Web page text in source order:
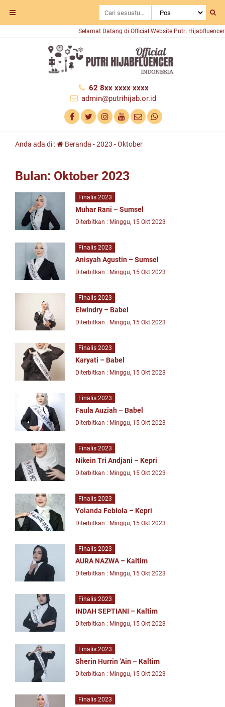
Selamat Datang di Official Website Putri Hijabfluencer
62 8xx xxxx xxxx
admin@putrihijab.or.id
Anda ada di : Beranda -2023 -Oktober
Bulan: Oktober 2023
Finalis 2023
Muhar Rani – Sumsel
Diterbitkan : Minggu, 15 Okt 2023
Finalis 2023
Anisyah Agustin – Sumsel
Diterbitkan : Minggu, 15 Okt 2023
Finalis 2023
Elwindry – Babel
Diterbitkan : Minggu, 15 Okt 2023
Finalis 2023
Karyati – Babel
Diterbitkan : Minggu, 15 Okt 2023
Finalis 2023
Faula Auziah – Babel
Diterbitkan : Minggu, 15 Okt 2023
Finalis 2023
Nikein Tri Andjani – Kepri
Diterbitkan : Minggu, 15 Okt 2023
Finalis 2023
Yolanda Febiola – Kepri
Diterbitkan : Minggu, 15 Okt 2023
Finalis 2023
AURA NAZWA – Kaltim
Diterbitkan : Minggu, 15 Okt 2023
Finalis 2023
INDAH SEPTIANI – Kaltim
Diterbitkan : Minggu, 15 Okt 2023
Finalis 2023
Sherin Hurrin ‘Ain – Kaltim
Diterbitkan : Minggu, 15 Okt 2023
Finalis 2023